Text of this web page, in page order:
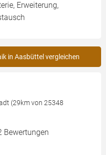
Erweiterung,
in Aasbüttel vergleichen
(29km von 25348
Bewertungen